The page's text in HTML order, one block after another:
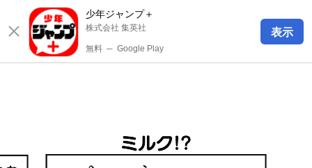
少年ジャンプ＋
株式会社 集英社
無料 ─ Google Play
表示